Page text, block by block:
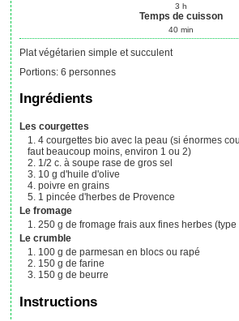
3 h
Temps de cuisson
40 min
Plat végétarien simple et succulent
Portions:6 personnes
Ingrédients
Les courgettes
4 courgettes bio avec la peau (si énormes
faut beaucoup moins, environ 1 ou 2)
1/2 c. à soupe rase de gros sel
10 g d'huile d'olive
poivre en grains
1 pincée d'herbes de Provence
Le fromage
250 g de fromage frais aux fines herbes
Le crumble
100 g de parmesan en blocs ou rapé
150 g de farine
150 g de beurre
Instructions